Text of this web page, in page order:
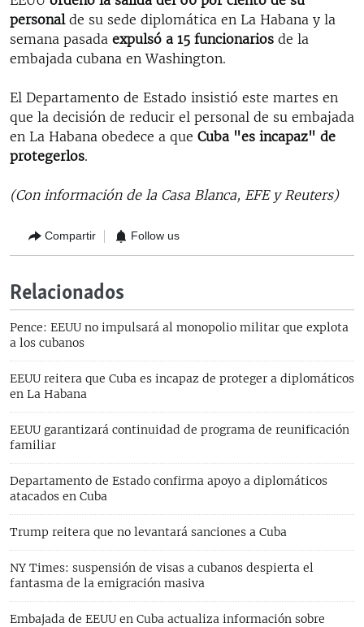
personalde su sede diplomática en La Habana y la
semana pasada expulsó a 15 funcionarios de la
embajada cubana en Washington.
El Departamento de Estado insistió este martes en
que la decisión de reducir el personal de su embajada
en La Habana obedece a que Cuba "es incapaz" de
protegerlos.
(Con información de la Casa Blanca, EFE y Reuters)
Compartir Follow us
Relacionados
Pence: EEUU no impulsará al monopolio militar que explota
a los cubanos
EEUU reitera que Cuba es incapaz de proteger a diplomáticos
en La Habana
EEUU garantizará continuidad de programa de reunificación
familiar
Departamento de Estado confirma apoyo a diplomáticos
atacados en Cuba
Trump reitera que no levantará sanciones a Cuba
NY Times: suspensión de visas a cubanos despierta el
fantasma de la emigración masiva
Embajada de EEUU en Cuba actualiza información sobre